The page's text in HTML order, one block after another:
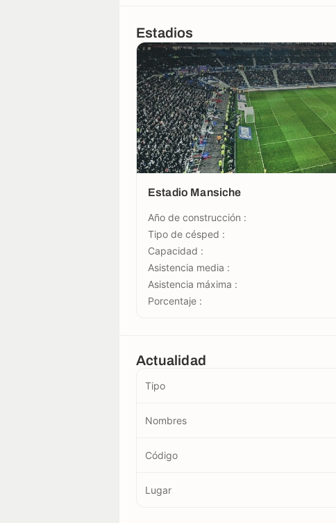
Estadios
Estadio Mansiche
Año de construcción :
Tipo de césped :
Capacidad :
Asistencia media :
Asistencia máxima :
Porcentaje :
Actualidad
Tipo
Nombres
Código
Lugar